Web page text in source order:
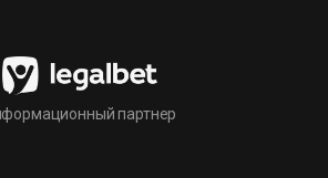
партнер